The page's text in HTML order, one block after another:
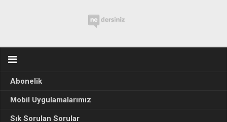
Abonelik
Mobil Uygulamalarımız
Sık Sorulan Sorular